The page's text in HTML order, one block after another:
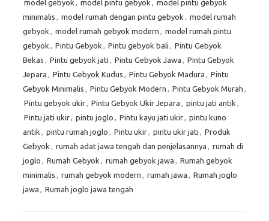
model gebyok , model pintu gebyok , model pintu gebyok
minimalis , model rumah dengan pintu gebyok , model rumah
gebyok , model rumah gebyok modern , model rumah pintu
gebyok , Pintu Gebyok , Pintu gebyok bali , Pintu Gebyok
Bekas , Pintu gebyok jati , Pintu Gebyok Jawa , Pintu Gebyok
Jepara , Pintu Gebyok Kudus , Pintu Gebyok Madura , Pintu
Gebyok Minimalis , Pintu Gebyok Modern , Pintu Gebyok Murah ,
Pintu gebyok ukir, Pintu Gebyok Ukir Jepara , pintu jati antik ,
Pintu jati ukir, pintu joglo , Pintu kayu jati ukir, pintu kuno
antik , pintu rumah joglo , Pintu ukir, pintu ukir jati , Produk
Gebyok , rumah adat jawa tengah dan penjelasannya , rumah di
joglo , Rumah Gebyok , rumah gebyok jawa , Rumah gebyok
minimalis , rumah gebyok modern , rumah jawa , Rumah joglo
jawa , Rumah joglo jawa tengah